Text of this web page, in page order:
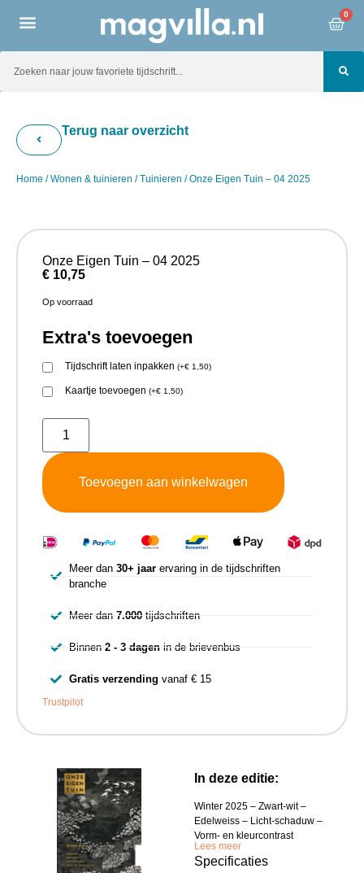
0
Terug naar overzicht
Home /Wonen & tuinieren /Tuinieren / Onze Eigen Tuin – 04 2025
In deze editie:
Winter 2025 – Zwart-wit –
Edelweiss – Licht-schaduw –
Vorm- en kleurcontrast
Lees meer
Specificaties
Onze Eigen Tuin – 04 2025
€ 10,75
Op voorraad
Extra's toevoegen
Tijdschrift laten inpakken (+€ 1,50)
Kaartje toevoegen (+€ 1,50)
Toevoegen aan winkelwagen
Meer dan 30+ jaarervaring in de tijdschriften
branche
Meer dan 7.000tijdschriften
Binnen 2 - 3 dagenin de brievenbus
Gratis verzending vanaf € 15
Trustpilot